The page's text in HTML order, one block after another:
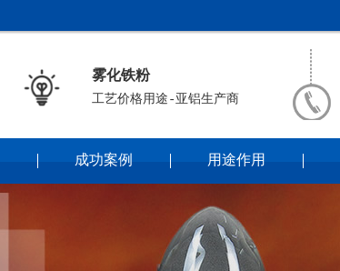
雾化铁粉
工艺价格用途-亚铝生产商
成功案例 用途作用